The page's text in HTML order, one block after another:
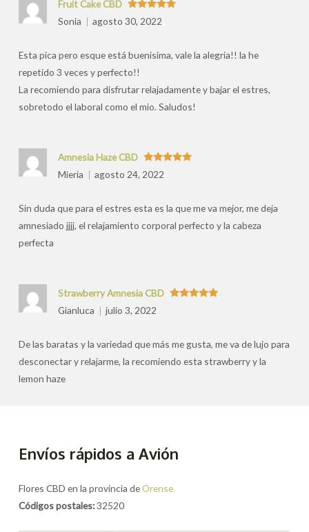
Valorado
con5de 5
Fruit Cake CBD
Sonia
agosto 30, 2022
Esta pica pero esque está buenisima, vale la alegria!! la he
repetido 3 veces y perfecto!!
La recomiendo para disfrutar relajadamente y bajar el estres,
sobretodo el laboral como el mio. Saludos!
Valorado
con5
Amnesia Haze CBD
Mieria
agosto 24, 2022
Sin duda que para el estres esta es la que me va mejor, me deja
amnesiado jjjj, el relajamiento corporal perfecto y la cabeza
perfecta
Strawberry Amnesia CBD
Gianluca
julio 3, 2022
De las baratas y la variedad que más me gusta, me va de lujo para
desconectar y relajarme, la recomiendo esta strawberry y la
lemon haze
Envíos rápidos a Avión
Flores CBD en la provincia deOrense
Códigos postales:32520